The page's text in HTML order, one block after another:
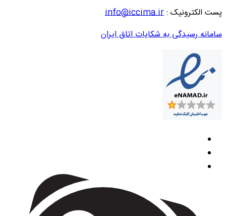
پست الکترونیک :info@iccima.ir
سامانه رسیدگی به شکایات اتاق ایران